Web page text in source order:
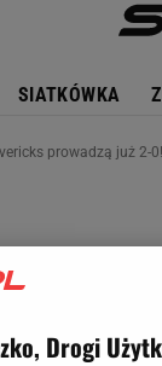
SIATKÓWKA
prowadzą już 2-0!
Drogi